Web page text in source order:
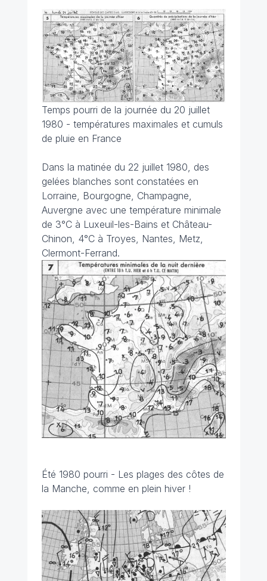
Temps pourri de la journée du 20 juillet
1980 - températures maximales et cumuls
de pluie en France
Dans la matinée du 22 juillet 1980, des
gelées blanches sont constatées en
Lorraine, Bourgogne, Champagne,
Auvergne avec une température minimale
de 3°C à Luxeuil-les-Bains et Château-
Chinon, 4°C à Troyes, Nantes, Metz,
Clermont-Ferrand.
Été 1980 pourri - Les plages des côtes de
la Manche, comme en plein hiver !